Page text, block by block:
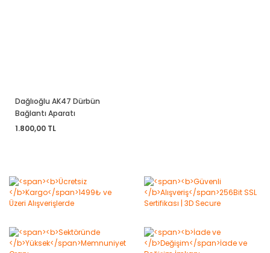
Dağlıoğlu AK47 Dürbün
Bağlantı Aparatı
1.800,00 TL